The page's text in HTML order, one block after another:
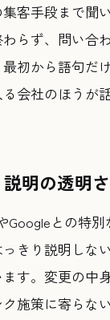
客手段まで聞
らず、問い合
初から語句だ
会社のほうが
明の透明
Googleとの特
きり説明しな
す。変更の中
施策に寄らな